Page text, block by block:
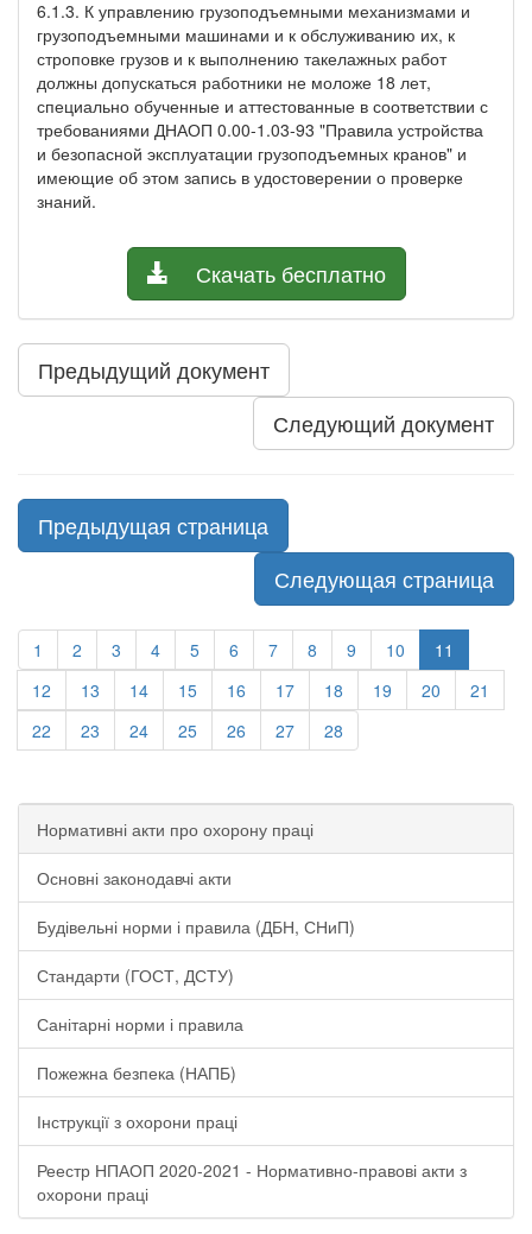
6.1.3. К управлению грузоподъемными механизмами и
грузоподъемными машинами и к обслуживанию их, к
строповке грузов и к выполнению такелажных работ
должны допускаться работники не моложе 18 лет,
специально обученные и аттестованные в соответствии с
требованиями ДНАОП 0.00-1.03-93 "Правила устройства
и безопасной эксплуатации грузоподъемных кранов" и
имеющие об этом запись в удостоверении о проверке
знаний.
Скачать бесплатно
Предыдущий документ
Следующий документ
Предыдущая страница
Следующая страница
1 2 3 4 5 6 7 8 9 10
11
12
13 14 15 16 17 18 19 20
21
22
23 24 25 26 27 28
Нормативні акти про охорону праці
Основні законодавчі акти
Будівельні норми і правила (ДБН, СНиП)
Стандарти (ГОСТ, ДСТУ)
Санітарні норми і правила
Пожежна безпека (НАПБ)
Інструкції з охорони праці
Реестр НПАОП 2020-2021 - Нормативно-правові акти з
охорони праці